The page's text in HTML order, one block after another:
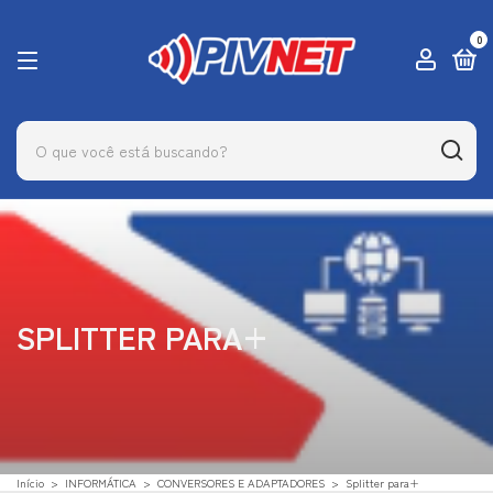
0
SPLITTER PARA+
Início > INFORMÁTICA > CONVERSORES E ADAPTADORES > Splitter para+